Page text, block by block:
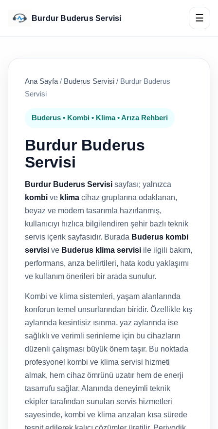
Burdur Buderus Servisi ☰
Ana Sayfa / Buderus Servisi / Burdur Buderus
Servisi
Buderus • Kombi • Klima • Arıza Rehberi
Burdur Buderus
Servisi
Burdur Buderus Servisi sayfası; yalnızca
kombi ve klima cihaz gruplarına odaklanan,
beyaz ve modern tasarımla hazırlanmış,
kullanıcıyı hızlıca bilgilendiren şehir bazlı teknik
servis içerik sayfasıdır. Burada Buderus kombi
servisi ve Buderus klima servisi ile ilgili bakım,
performans, arıza belirtileri, hata kodu yaklaşımı
ve kullanım önerileri bir arada sunulur.
Kombi ve klima sistemleri, yaşam alanlarında
konforun temel unsurlarından biridir. Özellikle kış
aylarında kesintisiz ısınma, yaz aylarında ise
sağlıklı ve verimli serinleme için bu cihazların
düzenli çalışması büyük önem taşır. Bu noktada
profesyonel kombi ve klima servisi hizmeti
almak, hem cihaz ömrünü uzatır hem de enerji
tasarrufu sağlar. Alanında deneyimli teknik
ekipler tarafından sunulan servis hizmetleri
sayesinde, kombi ve klima arızaları kısa sürede